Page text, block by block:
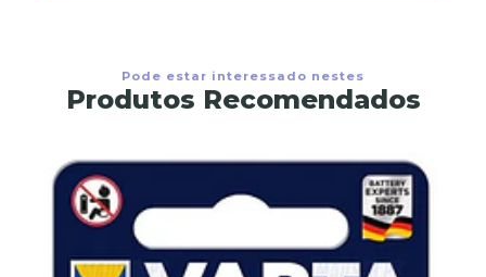
Pode estar interessado nestes
Produtos Recomendados